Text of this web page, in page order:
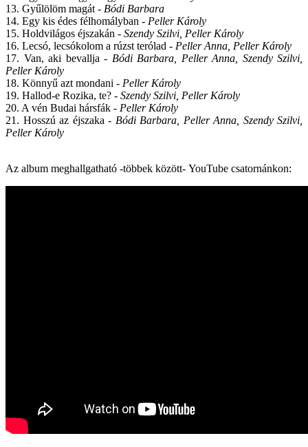
13. Gyűlölöm magát - Bódi Barbara
14. Egy kis édes félhomályban - Peller Károly
15. Holdvilágos éjszakán - Szendy Szilvi, Peller Károly
16. Lecsó, lecsókolom a rúzst terólad - Peller Anna, Peller Károly
17. Van, aki bevallja - Bódi Barbara, Peller Anna, Szendy Szilvi,
Peller Károly
18. Könnyű azt mondani - Peller Károly
19. Hallod-e Rozika, te? - Szendy Szilvi, Peller Károly
20. A vén Budai hársfák - Peller Károly
21. Hosszú az éjszaka - Bódi Barbara, Peller Anna, Szendy Szilvi,
Peller Károly
Az album meghallgatható -többek között- YouTube csatornánkon: